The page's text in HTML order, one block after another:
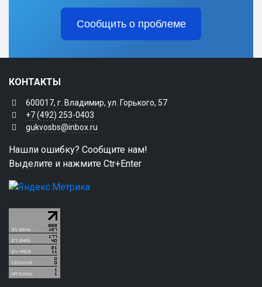
Сообщить о проблеме
КОНТАКТЫ
600017, г. Владимир, ул. Горького, 57
+7 (492) 253-0403
gukvosbs@inbox.ru
Нашли ошибку? Сообщите нам!
Выделите и нажмите Ctr+Enter